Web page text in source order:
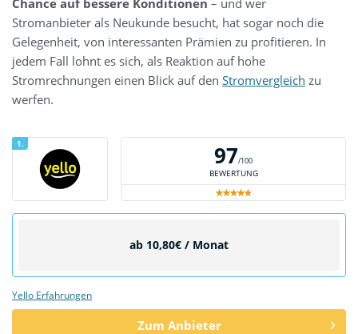
Chance auf bessere Konditionen – und wer
Stromanbieter als Neukunde besucht, hat sogar noch die
Gelegenheit, von interessanten Prämien zu profitieren. In
jedem Fall lohnt es sich, als Reaktion auf hohe
Stromrechnungen einen Blick auf den Stromvergleich zu
werfen.
1. 97/100
BEWERTUNG
ab 10,80€ / Monat
Yello Erfahrungen
Zum Anbieter